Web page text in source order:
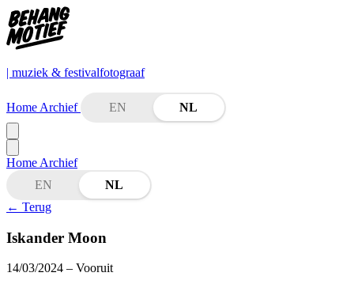
| muziek & festivalfotograaf
Home Archief EN NL
Home Archief
EN
NL
← Terug
Iskander Moon
14/03/2024 – Vooruit